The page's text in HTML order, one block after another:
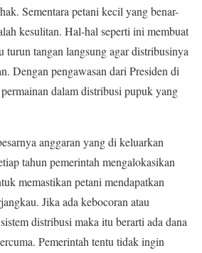
Sementara petani kecil yang benar-
kesulitan. Hal-hal seperti ini membuat
turun tangan langsung agar distribusinya
Dengan pengawasan dari Presiden di
dalam distribusi pupuk yang
anggaran yang di keluarkan
tahun pemerintah mengalokasikan
memastikan petani mendapatkan
Jika ada kebocoran atau
distribusi maka itu berarti ada dana
Pemerintah tentu tidak ingin